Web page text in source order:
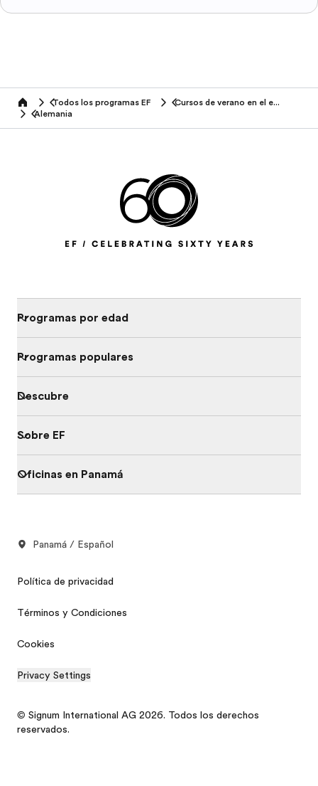
home Todos los programas EF
Cursos de verano en el extranjero
Alemania
Programas por edad
Programas populares
Descubre
Sobre EF
Oficinas en Panamá
Panamá / Español
Política de privacidad
Términos y Condiciones
Cookies
Privacy Settings
© Signum International AG 2026. Todos los derechos
reservados.